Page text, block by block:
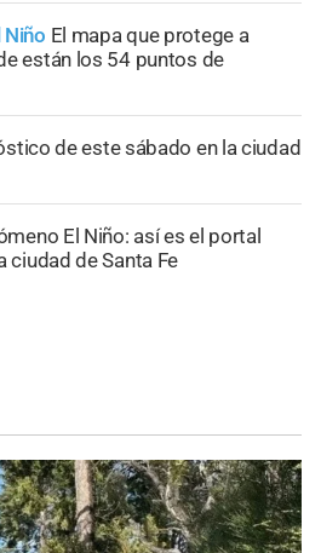
Niño El mapa que protege a
están los 54 puntos de
de este sábado en la ciudad
El Niño: así es el portal
ciudad de Santa Fe